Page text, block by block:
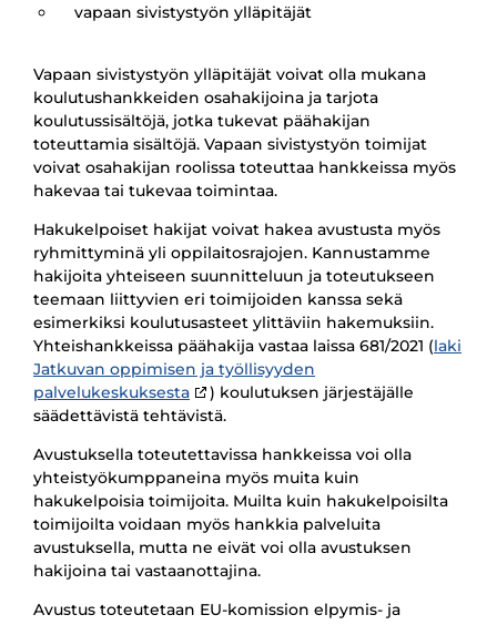
vapaan sivistystyön ylläpitäjät
Vapaan sivistystyön ylläpitäjät voivat olla mukana
koulutushankkeiden osahakijoina ja tarjota
koulutussisältöjä, jotka tukevat päähakijan
toteuttamia sisältöjä. Vapaan sivistystyön toimijat
voivat osahakijan roolissa toteuttaa hankkeissa myös
hakevaa tai tukevaa toimintaa.
Hakukelpoiset hakijat voivat hakea avustusta myös
ryhmittyminä yli oppilaitosrajojen. Kannustamme
hakijoita yhteiseen suunnitteluun ja toteutukseen
teemaan liittyvien eri toimijoiden kanssa sekä
esimerkiksi koulutusasteet ylittäviin hakemuksiin.
Yhteishankkeissa päähakija vastaa laissa 681/2021 (laki
Jatkuvan oppimisen ja työllisyyden
palvelukeskuksesta
) koulutuksen järjestäjälle
säädettävistä tehtävistä.
Avustuksella toteutettavissa hankkeissa voi olla
yhteistyökumppaneina myös muita kuin
hakukelpoisia toimijoita. Muilta kuin hakukelpoisilta
toimijoilta voidaan myös hankkia palveluita
avustuksella, mutta ne eivät voi olla avustuksen
hakijoina tai vastaanottajina.
Avustus toteutetaan EU-komission elpymis- ja